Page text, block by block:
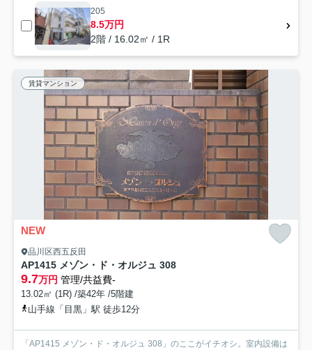
205
8.5万円
2階 / 16.02㎡ / 1R
賃貸マンション
NEW
品川区西五反田
AP1415 メゾン・ド・オルジュ 308
9.7万円 管理/共益費-
13.02㎡ (1R) /築42年 /5階建
山手線「目黒」駅 徒歩12分
「AP1415 メゾン・ド・オルジュ 308」のここがイチオシ。室内設備は